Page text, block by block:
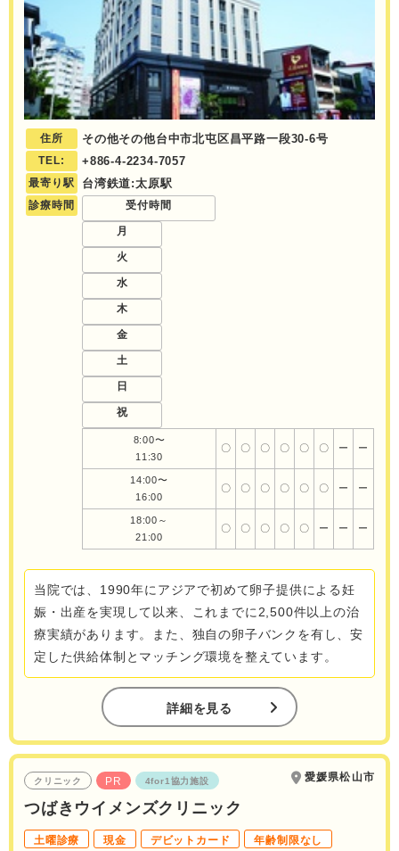
住所 その他その他台中市北屯区昌平路一段30-6号
TEL: +886-4-2234-7057
最寄り駅 台湾鉄道:太原駅
診療時間 受付時間
月
火
水
木
金
土
日
祝
8:00〜
11:30
〇 〇 〇 〇 〇 〇 ー ー
14:00〜
16:00
〇 〇 〇 〇 〇 〇 ー ー
18:00～
21:00
〇 〇 〇 〇 〇 ー ー ー
当院では、1990年にアジアで初めて卵子提供による妊
娠・出産を実現して以来、これまでに2,500件以上の治
療実績があります。また、独自の卵子バンクを有し、安
定した供給体制とマッチング環境を整えています。
詳細を見る
クリニック PR 4for1協力施設 愛媛県松山市
つばきウイメンズクリニック
土曜診療 現金 デビットカード
年齢制限なし